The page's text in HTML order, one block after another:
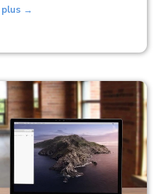
plus →